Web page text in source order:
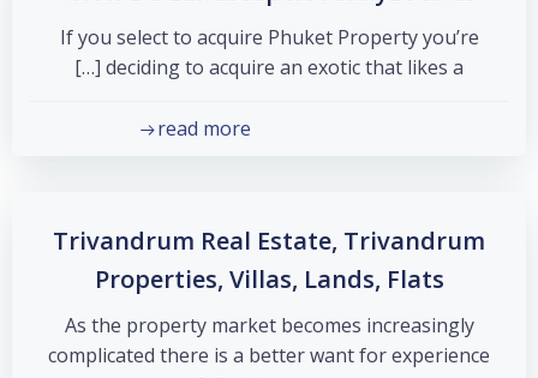
If you select to acquire Phuket Property you’re
deciding to acquire an exotic that likes a […]
read more
Trivandrum Real Estate, Trivandrum
Properties, Villas, Lands, Flats
As the property market becomes increasingly
complicated there is a better want for experience